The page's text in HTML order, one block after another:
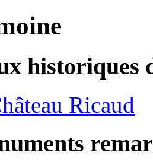
historiques
Ricaud